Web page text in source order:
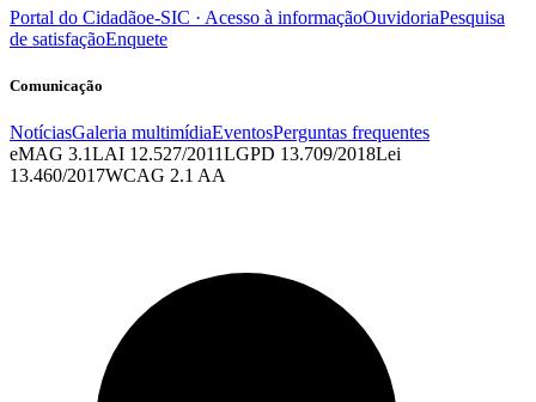
Portal do Cidadãoe-SIC · Acesso à informaçãoOuvidoriaPesquisa
de satisfaçãoEnquete
Comunicação
NotíciasGaleria multimídiaEventosPerguntas frequentes
eMAG 3.1LAI 12.527/2011LGPD 13.709/2018Lei
13.460/2017WCAG 2.1 AA